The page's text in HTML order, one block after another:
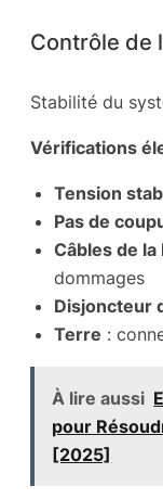
Contrôle de
Stabilité du
Vérifications
Tension
Pas de
Câbles de la
dommages
Disjoncteur
Terre :
À lire aussi
pour
[2025]